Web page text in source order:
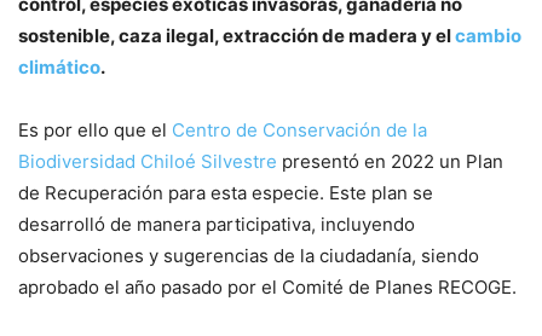
sostenible, caza ilegal, extracción de madera y elcambio
climático.
Es por ello que el Centro de Conservación de la
Biodiversidad Chiloé Silvestre presentó en 2022 un Plan
de Recuperación para esta especie. Este plan se
desarrolló de manera participativa, incluyendo
observaciones y sugerencias de la ciudadanía, siendo
aprobado el año pasado por el Comité de Planes RECOGE.